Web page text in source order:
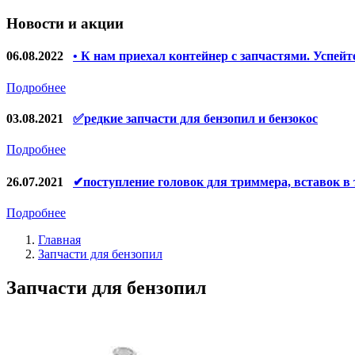
Якоря, статоры
Запчасти для электроинструмента другие
Щётки, щёточные узлы
Ремни для электроинструмента
Новости и акции
06.08.2022 • К нам приехал контейнер с запчастями.
Подробнее
03.08.2021 ✅редкие запчасти для бензопил и бензокос
Подробнее
26.07.2021 ✔поступление головок для триммера, вставок
Подробнее
Главная
Запчасти для бензопил
Запчасти для бензопил